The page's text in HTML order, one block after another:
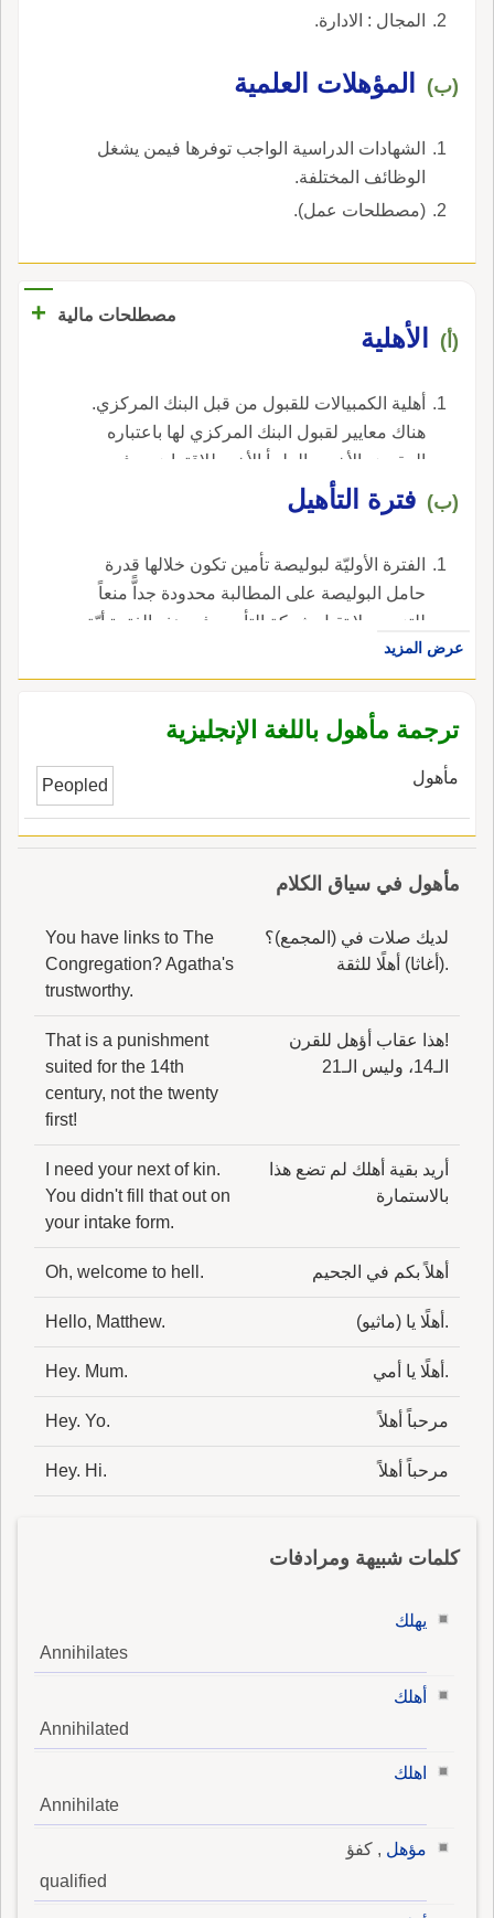
المجال : الادارة.
(ب) المؤهلات العلمية
الشهادات الدراسية الواجب توفرها فيمن يشغل
الوظائف المختلفة.
(مصطلحات عمل).
مصطلحات مالية +
(أ) الأهلية
أهلية الكمبيالات للقبول من قبل البنك المركزي.
هناك معايير لقبول البنك المركزي لها باعتباره
المقرض الأخير والملجأ الأخير للاقتراض. ، في
الإنجليزية، هي eligibility.
(ب) فترة التأهيل
الفترة الأوليّة لبوليصة تأمين تكون خلالها قدرة
حامل البوليصة على المطالبة محدودة جداًّ منعاً
للتزوير ولا تقبل شركة التأمين في هذه الفترة أيّة
مطالبة للمؤمّن عليه. ، في الإنجليزية، هي
qualification period.
عرض المزيد
ترجمة مأهول باللغة الإنجليزية
مأهول Peopled
مأهول في سياق الكلام
لديك صلات في (المجمع)؟
.(أغاثا) أهلًا للثقة
You have links to The
Congregation? Agatha's
trustworthy.
!هذا عقاب أؤهل للقرن
الـ14، وليس الـ21
That is a punishment
suited for the 14th
century, not the twenty
first!
أريد بقية أهلك لم تضع هذا
بالاستمارة
I need your next of kin.
You didn't fill that out on
your intake form.
أهلاً بكم في الجحيم Oh, welcome to hell.
.أهلًا يا (ماثيو) Hello, Matthew.
.أهلًا يا أمي Hey. Mum.
مرحباً أهلاً Hey. Yo.
مرحباً أهلاً Hey. Hi.
كلمات شبيهة ومرادفات
يهلك
Annihilates
أهلك
Annihilated
اهلك
Annihilate
مؤهل , كفؤ
qualified